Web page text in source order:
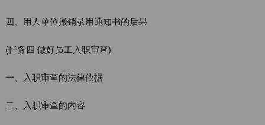
四、用人单位撤销录用通知书的后果
(任务四 做好员工入职审查)
一、入职审查的法律依据
二、入职审查的内容